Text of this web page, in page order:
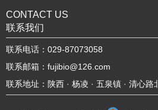
CONTACT US
联系我们
联系电话：029-87073058
联系邮箱：fujibio@126.com
联系地址：陕西 · 杨凌 · 五泉镇 · 清心